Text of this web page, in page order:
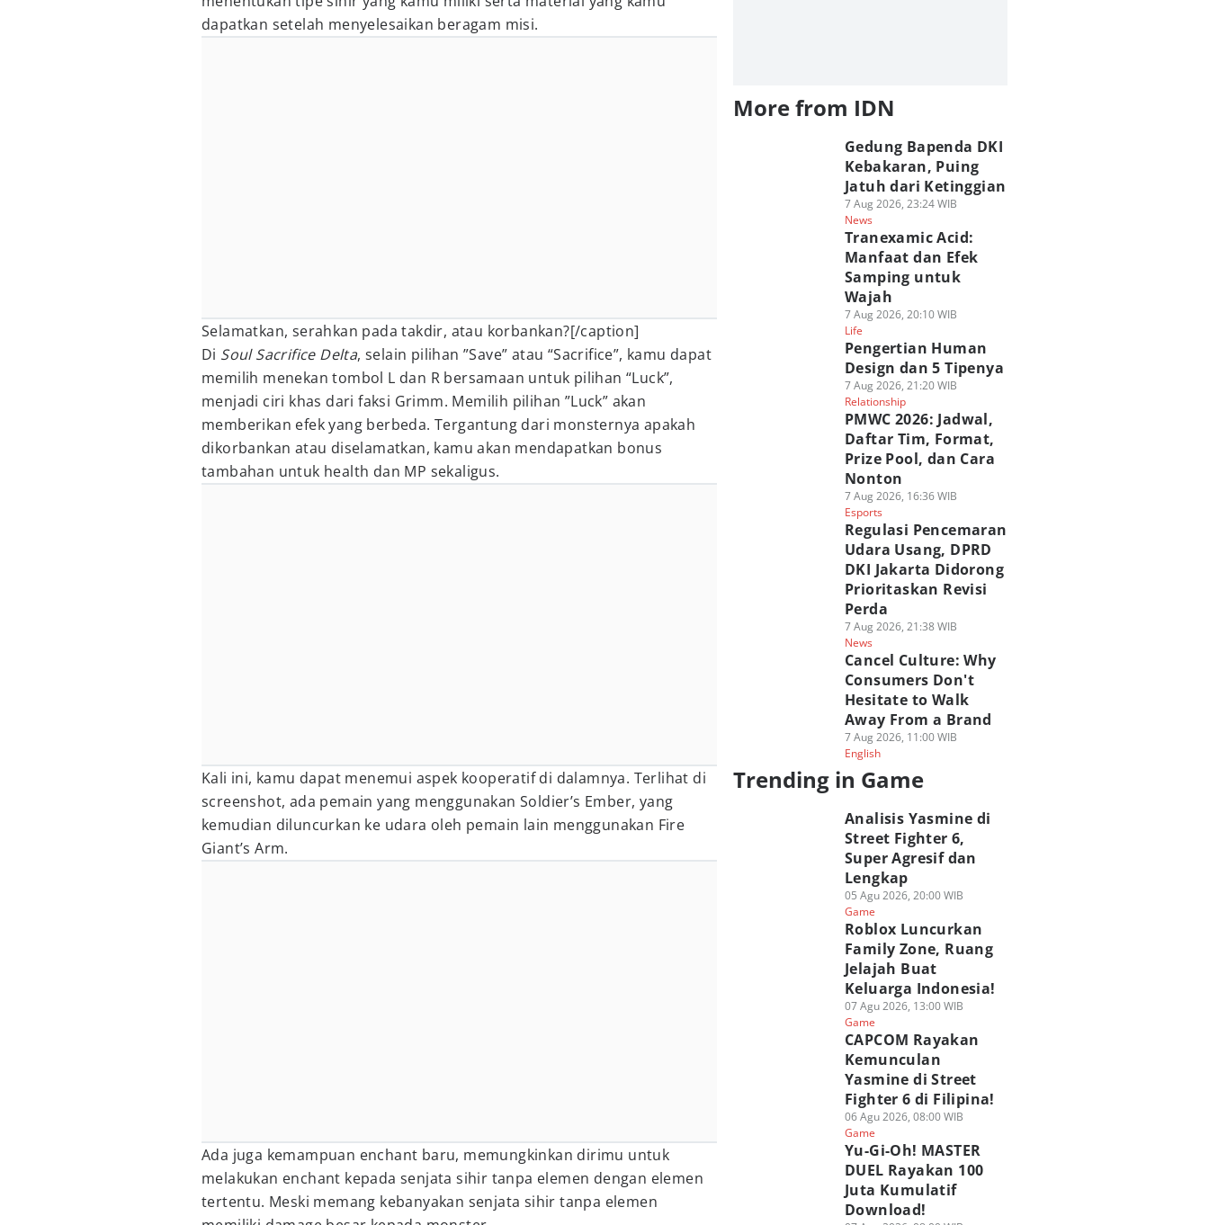
dapatkan setelah menyelesaikan beragam misi.
Selamatkan, serahkan pada takdir, atau korbankan?[/caption]
Di Soul Sacrifice Delta, selain pilihan ”Save” atau “Sacrifice”, kamu dapat
memilih menekan tombol L dan R bersamaan untuk pilihan “Luck”,
menjadi ciri khas dari faksi Grimm. Memilih pilihan ”Luck” akan
memberikan efek yang berbeda. Tergantung dari monsternya apakah
dikorbankan atau diselamatkan, kamu akan mendapatkan bonus
tambahan untuk health dan MP sekaligus.
Kali ini, kamu dapat menemui aspek kooperatif di dalamnya. Terlihat di
screenshot, ada pemain yang menggunakan Soldier’s Ember, yang
kemudian diluncurkan ke udara oleh pemain lain menggunakan Fire
Giant’s Arm.
Ada juga kemampuan enchant baru, memungkinkan dirimu untuk
melakukan enchant kepada senjata sihir tanpa elemen dengan elemen
tertentu. Meski memang kebanyakan senjata sihir tanpa elemen
More from IDN
Gedung Bapenda DKI
Kebakaran, Puing
Jatuh dari Ketinggian
7 Aug 2026, 23:24 WIB
News
Tranexamic Acid:
Manfaat dan Efek
Samping untuk
Wajah
7 Aug 2026, 20:10 WIB
Life
Pengertian Human
Design dan 5 Tipenya
7 Aug 2026, 21:20 WIB
Relationship
PMWC 2026: Jadwal,
Daftar Tim, Format,
Prize Pool, dan Cara
Nonton
7 Aug 2026, 16:36 WIB
Esports
Regulasi Pencemaran
Udara Usang, DPRD
DKI Jakarta Didorong
Prioritaskan Revisi
Perda
7 Aug 2026, 21:38 WIB
News
Cancel Culture: Why
Consumers Don't
Hesitate to Walk
Away From a Brand
7 Aug 2026, 11:00 WIB
English
Trending in Game
Analisis Yasmine di
Street Fighter 6,
Super Agresif dan
Lengkap
05 Agu 2026, 20:00 WIB
Game
Roblox Luncurkan
Family Zone, Ruang
Jelajah Buat
Keluarga Indonesia!
07 Agu 2026, 13:00 WIB
Game
CAPCOM Rayakan
Kemunculan
Yasmine di Street
Fighter 6 di Filipina!
06 Agu 2026, 08:00 WIB
Game
Yu-Gi-Oh! MASTER
DUEL Rayakan 100
Juta Kumulatif
Download!